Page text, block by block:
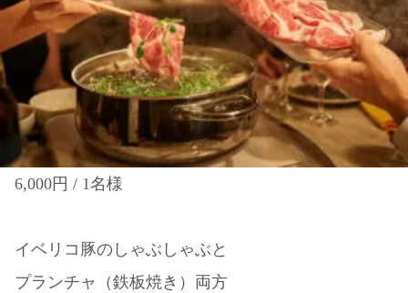
6,000円 / 1名様
イベリコ豚のしゃぶしゃぶと
プランチャ（鉄板焼き）両方